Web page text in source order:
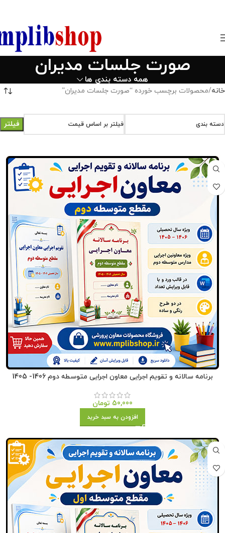
صورت جلسات مدیران
همه دسته بندی ها
خانه محصولات برچسب خورده “صورت جلسات مدیران”
دسته بندی فیلتر بر اساس قیمت فیلتر
برنامه سالانه و تقویم اجرایی معاون اجرایی متوسطه دوم 1406- 1405
50,000 تومان
افزودن به سبد خرید